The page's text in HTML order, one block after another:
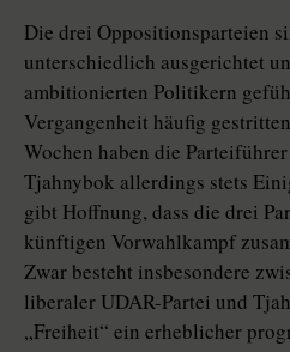
Die drei Oppositionsparteien
unterschiedlich ausgerichtet
ambitionierten Politikern
Vergangenheit häufig
Wochen haben die
Tjahnybok allerdings stets
gibt Hoffnung, dass die drei
künftigen Vorwahlkampf
Zwar besteht insbesondere
liberaler UDAR-Partei und
„Freiheit“ ein erheblicher